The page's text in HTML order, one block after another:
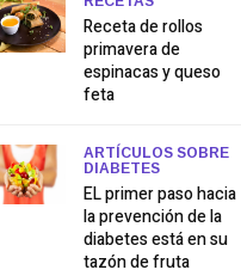
Receta de rollos
primavera de
espinacas y queso
feta
ARTÍCULOS SOBRE
DIABETES
EL primer paso hacia
la prevención de la
diabetes está en su
tazón de fruta